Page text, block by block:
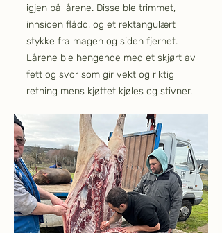
igjen på lårene. Disse ble trimmet,
innsiden flådd, og et rektangulært
stykke fra magen og siden fjernet.
Lårene ble hengende med et skjørt av
fett og svor som gir vekt og riktig
retning mens kjøttet kjøles og stivner.